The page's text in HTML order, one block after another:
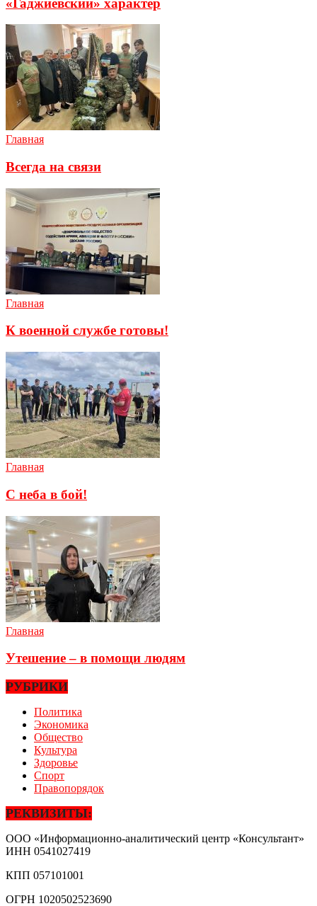
Главная
Всегда на связи
Главная
К военной службе готовы!
Главная
С неба в бой!
Главная
Утешение – в помощи людям
РУБРИКИ
Политика
Экономика
Общество
Культура
Здоровье
Спорт
Правопорядок
РЕКВИЗИТЫ:
ООО «Информационно-аналитический центр «Консультант»
ИНН 0541027419
КПП 057101001
ОГРН 1020502523690